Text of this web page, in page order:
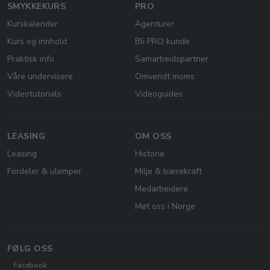
SMYKKEKURS
Kurskalender
Kurs og innhold
Praktisk info
Våre undervisere
Videotutorials
PRO
Agenturer
Bli PRO kunde
Samarbeidspartner
Omvendt moms
Videoguides
LEASING
Leasing
Fordeler & ulemper
OM OSS
Historie
Miljø & bærekraft
Medarbeidere
Møt oss i Norge
FØLG OSS
Facebook